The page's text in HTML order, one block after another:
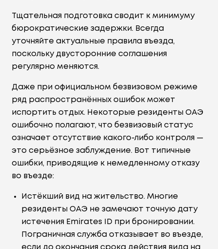
Тщательная подготовка сводит к минимуму
бюрократические задержки. Всегда
уточняйте актуальные правила въезда,
поскольку двусторонние соглашения
регулярно меняются.
Даже при официальном безвизовом режиме
ряд распространённых ошибок может
испортить отдых. Некоторые резиденты ОАЭ
ошибочно полагают, что безвизовый статус
означает отсутствие какого-либо контроля —
это серьёзное заблуждение. Вот типичные
ошибки, приводящие к немедленному отказу
во въезде:
Истёкший вид на жительство. Многие
резиденты ОАЭ не замечают точную дату
истечения Emirates ID при бронировании.
Пограничная служба отказывает во въезде,
если до окончания срока действия вида на